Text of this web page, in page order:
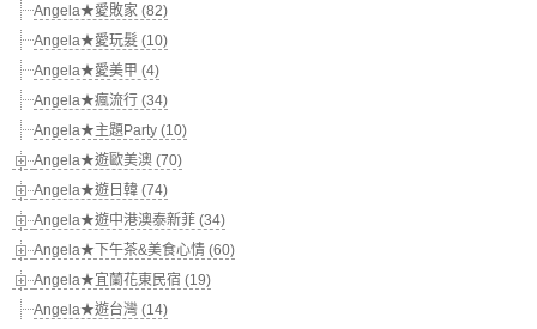
Angela★愛敗家 (82)
Angela★愛玩髮 (10)
Angela★愛美甲 (4)
Angela★瘋流行 (34)
Angela★主題Party (10)
Angela★遊歐美澳 (70)
Angela★遊日韓 (74)
Angela★遊中港澳泰新菲 (34)
Angela★下午茶&美食心情 (60)
Angela★宜蘭花東民宿 (19)
Angela★遊台灣 (14)